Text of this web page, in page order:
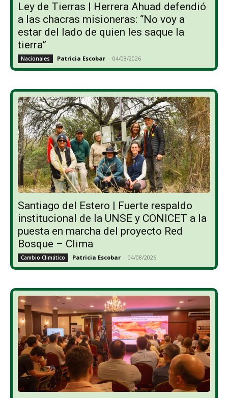
Ley de Tierras | Herrera Ahuad defendió
a las chacras misioneras: “No voy a
estar del lado de quien les saque la
tierra”
Nacionales Patricia Escobar - 04/08/2026
Santiago del Estero | Fuerte respaldo
institucional de la UNSE y CONICET a la
puesta en marcha del proyecto Red
Bosque – Clima
Cambio Climático Patricia Escobar - 04/08/2026